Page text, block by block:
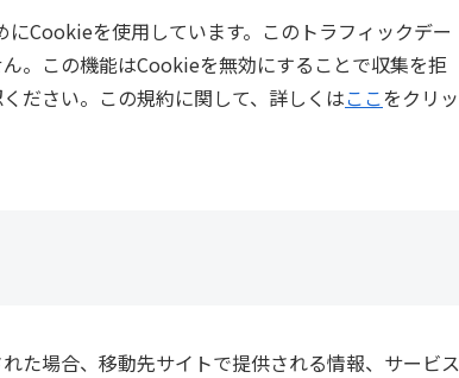
Cookieを使用しています。このトラフィックデー
。この機能はCookieを無効にすることで収集を拒
ださい。この規約に関して、詳しくはここをクリッ
た場合、移動先サイトで提供される情報、サービス